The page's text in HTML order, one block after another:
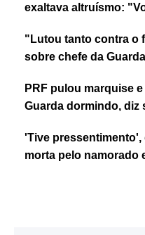
exaltava altruísmo:
"Lutou tanto contra o
sobre chefe da
PRF pulou marquise
Guarda dormindo, diz
'Tive pressentimento',
morta pelo namorado